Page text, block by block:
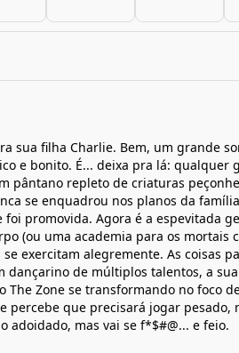
sua filha Charlie. Bem, um grande
e bonito. É... deixa pra lá: qualquer
pântano repleto de criaturas
se enquadrou nos planos da
promovida. Agora é a espevitada
(ou uma academia para os mortais
exercitam alegremente. As coisas
dançarino de múltiplos talentos, a
The Zone se transformando no foco
percebe que precisará jogar pesado,
adoidado, mas vai se f*$#@... e feio.